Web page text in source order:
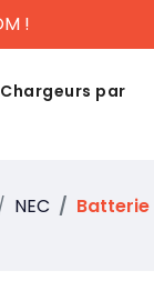
!
par
NEC Batterie